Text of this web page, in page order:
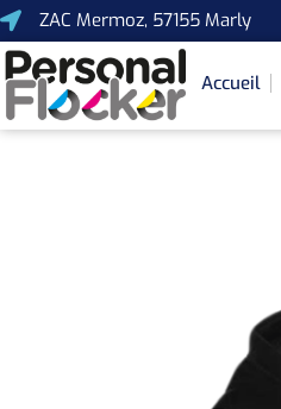
ZAC Mermoz, 57155 Marly
Accueil